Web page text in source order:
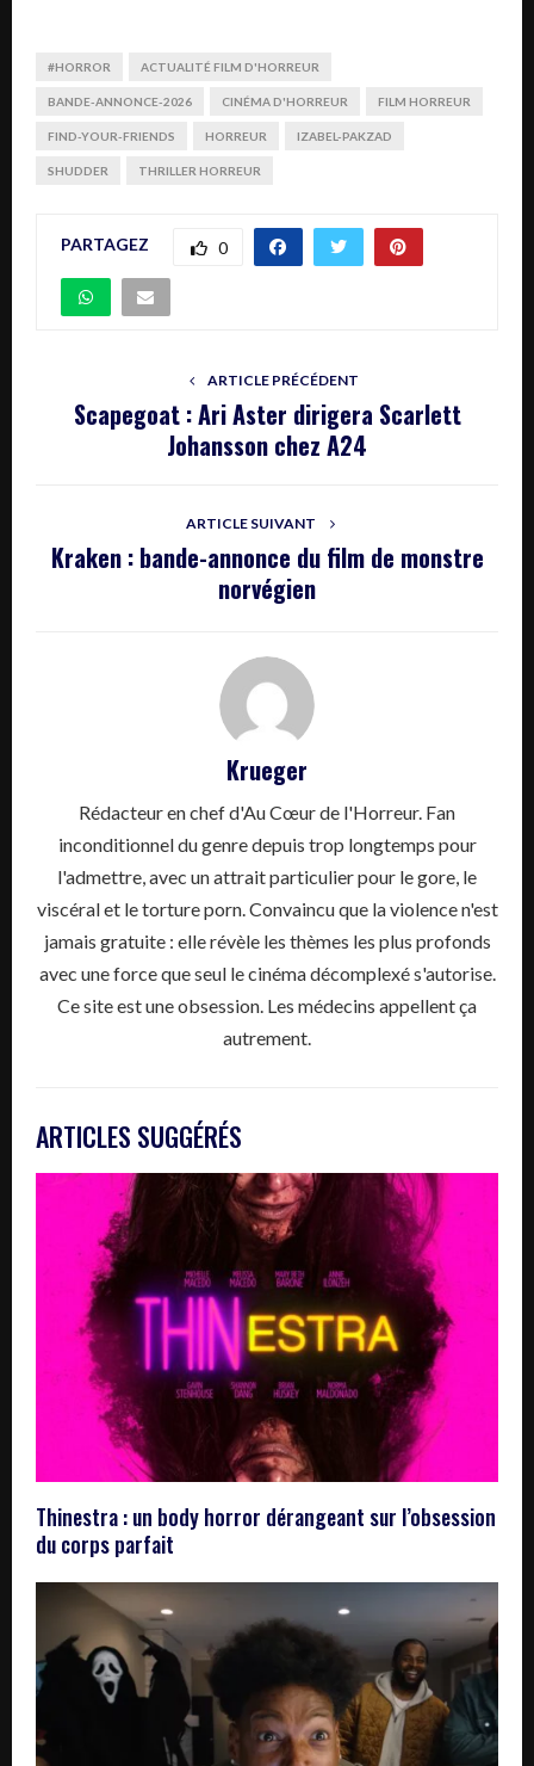
#HORROR ACTUALITÉ FILM D'HORREUR
BANDE-ANNONCE-2026 CINÉMA D'HORREUR FILM HORREUR
FIND-YOUR-FRIENDS HORREUR IZABEL-PAKZAD
SHUDDER THRILLER HORREUR
PARTAGEZ 0
ARTICLE PRÉCÉDENT
Scapegoat : Ari Aster dirigera Scarlett
Johansson chez A24
ARTICLE SUIVANT
Kraken : bande-annonce du film de monstre
norvégien
Krueger
Rédacteur en chef d'Au Cœur de l'Horreur. Fan
inconditionnel du genre depuis trop longtemps pour
l'admettre, avec un attrait particulier pour le gore, le
viscéral et le torture porn. Convaincu que la violence n'est
jamais gratuite : elle révèle les thèmes les plus profonds
avec une force que seul le cinéma décomplexé s'autorise.
Ce site est une obsession. Les médecins appellent ça
autrement.
ARTICLES SUGGÉRÉS
Thinestra : un body horror dérangeant sur l’obsession
du corps parfait